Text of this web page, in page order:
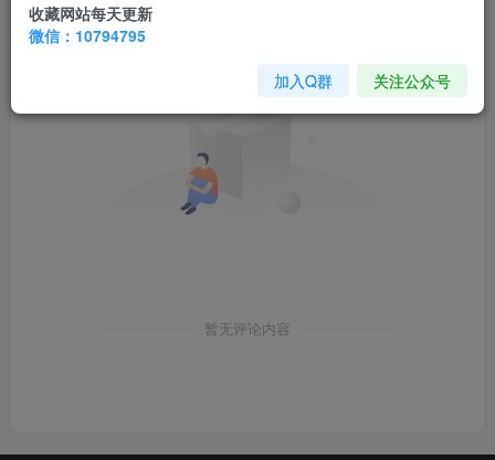
暂无评论内容
收藏网站每天更新
微信：10794795
加入Q群 关注公众号